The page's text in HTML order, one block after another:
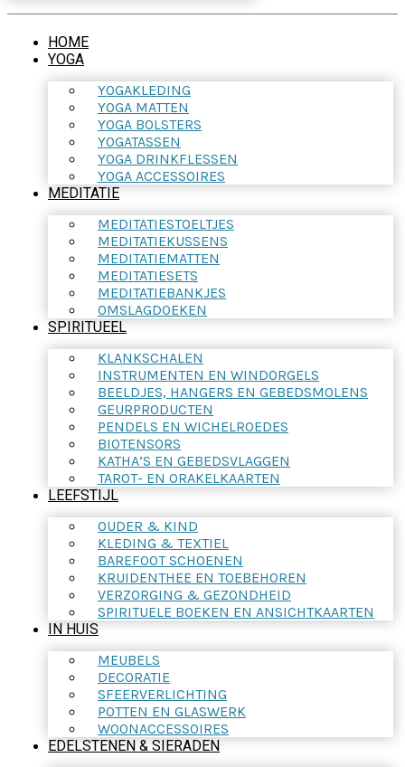
HOME
YOGA
YOGAKLEDING
YOGA MATTEN
YOGA BOLSTERS
YOGATASSEN
YOGA DRINKFLESSEN
YOGA ACCESSOIRES
MEDITATIE
MEDITATIESTOELTJES
MEDITATIEKUSSENS
MEDITATIEMATTEN
MEDITATIESETS
MEDITATIEBANKJES
OMSLAGDOEKEN
SPIRITUEEL
KLANKSCHALEN
INSTRUMENTEN EN WINDORGELS
BEELDJES, HANGERS EN GEBEDSMOLENS
GEURPRODUCTEN
PENDELS EN WICHELROEDES
BIOTENSORS
KATHA’S EN GEBEDSVLAGGEN
TAROT- EN ORAKELKAARTEN
LEEFSTIJL
OUDER & KIND
KLEDING & TEXTIEL
BAREFOOT SCHOENEN
KRUIDENTHEE EN TOEBEHOREN
VERZORGING & GEZONDHEID
SPIRITUELE BOEKEN EN ANSICHTKAARTEN
IN HUIS
MEUBELS
DECORATIE
SFEERVERLICHTING
POTTEN EN GLASWERK
WOONACCESSOIRES
EDELSTENEN & SIERADEN